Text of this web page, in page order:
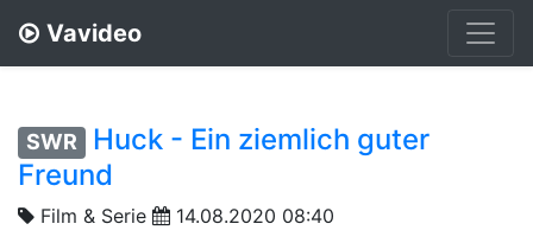
Vavideo
SWR
Huck - Ein ziemlich guter
Freund
Film & Serie 14.08.2020 08:40